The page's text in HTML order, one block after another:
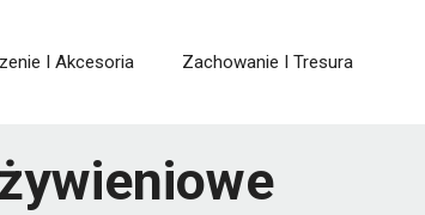
I Akcesoria Zachowanie I Tresura